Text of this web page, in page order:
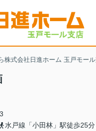
株式会社日進ホーム 玉戸モー
水戸線「小田林」駅徒歩25分